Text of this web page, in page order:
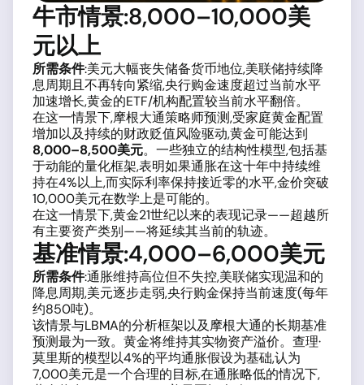
牛市情景:8,000–10,000美
元以上
所需条件:美元大幅丧失储备货币地位,美联储持续降
息周期且不再转向紧缩,央行购金速度超过当前水平
加速增长,黄金的ETF/机构配置较当前水平翻倍。
在这一情景下,摩根大通策略师预测,受家庭黄金配置
增加以及持续的财政贬值风险驱动,黄金可能达到
8,000–8,500美元。一些独立的结构性模型,包括基
于动能的量化框架,表明如果通胀在这十年中持续维
持在4%以上,而实际利率保持接近零的水平,金价突破
10,000美元在数学上是可能的。
在这一情景下,黄金21世纪以来的表现记录——超越所
有主要资产类别——将延续其当前的轨迹。
基准情景:4,000–6,000美元
所需条件:通胀维持高位但不失控,美联储实现温和的
降息周期,美元逐步走弱,央行购金保持当前速度(每年
约850吨)。
该情景与LBMA的分析框架以及摩根大通的长期基准
预测最为一致。黄金将维持其实物资产溢价。查理·
莫里斯的模型以4%的平均通胀假设为基础,认为
7,000美元是一个合理的目标,在通胀略低的情况下,